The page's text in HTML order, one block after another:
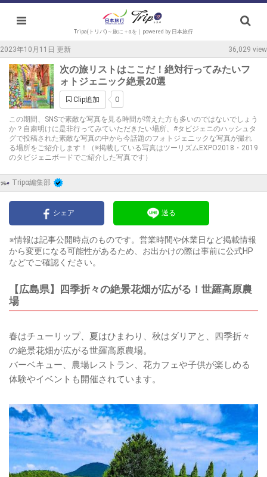
Tripa(トリパ)～旅に＋αを｜powered by 日本旅行
2023年10月11日 更新 36,029 view
次の旅リストはここだ！絶対行ってみたいフ
ォトジェニック絶景20選
Clip追加 0
この期間、SNSで素敵な写真を見る時間が増えた方も多いのではないでしょう
か？自粛明けに是非行ってみていただきたい場所、#タビジェニのハッシュタ
グで投稿された素敵な写真の中から今話題のフォトジェニックな写真が撮れ
る場所をご紹介します！（※掲載している写真はツーリズムEXPO2018・2019
のタビジェニボードでご紹介した写真です）
Tripα編集部
シェア 送る
※情報は記事公開時点のものです。営業時間や休業日など掲載情報
から変更になる可能性があるため、お出かけの際は事前に公式HP
などでご確認ください。
【広島県】四季折々の絶景花畑が広がる！世羅高原農
場
春はチューリップ、夏はひまわり、秋はダリアと、四季折々
の絶景花畑が広がる世羅高原農場。
バーベキュー、農場レストラン、花カフェや子供が楽しめる
体験やイベントも開催されています。